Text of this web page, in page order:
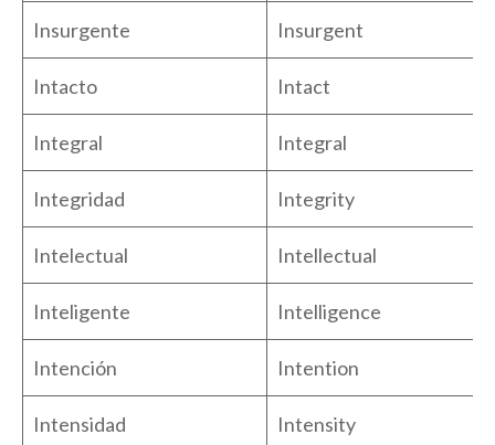
Insurgente Insurgent
Intacto Intact
Integral Integral
Integridad Integrity
Intelectual Intellectual
Inteligente Intelligence
Intención Intention
Intensidad Intensity